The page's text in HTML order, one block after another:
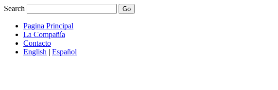
Search
Pagina Principal
La Compañía
Contacto
English | Español